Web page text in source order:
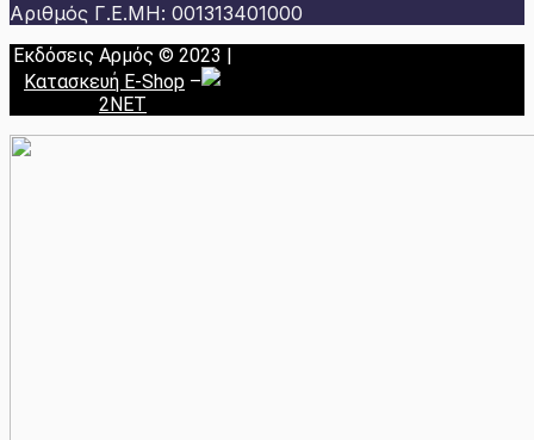
Αριθμός Γ.Ε.ΜΗ: 001313401000
Εκδόσεις Αρμός © 2023 |
Κατασκευή E-Shop –
2NET